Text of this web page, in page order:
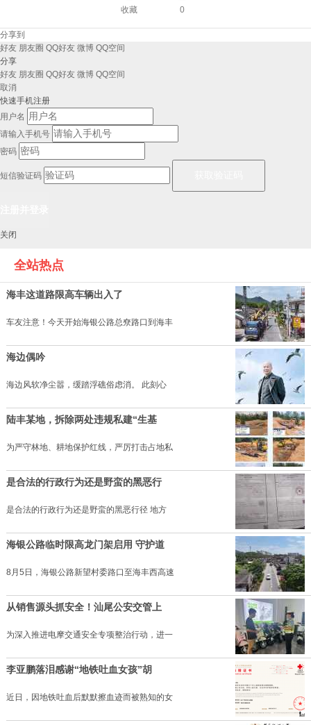
收藏 0
分享到
好友 朋友圈 QQ好友 微博 QQ空间
分享
好友 朋友圈 QQ好友 微博 QQ空间
取消
快速手机注册
用户名
请输入手机号
密码
短信验证码
关闭
全站热点
海丰这道路限高车辆出入了
车友注意！今天开始海银公路总尞路口到海丰
海边偶吟
海边风软净尘嚣，缓踏浮礁俗虑消。 此刻心
陆丰某地，拆除两处违规私建“生基
为严守林地、耕地保护红线，严厉打击占地私
是合法的行政行为还是野蛮的黑恶行
是合法的行政行为还是野蛮的黑恶行径 地方
海银公路临时限高龙门架启用 守护道
8月5日，海银公路新望村委路口至海丰西高速
从销售源头抓安全！汕尾公安交管上
为深入推进电摩交通安全专项整治行动，进一
李亚鹏落泪感谢“地铁吐血女孩”胡
近日，因地铁吐血后默默擦血迹而被熟知的女